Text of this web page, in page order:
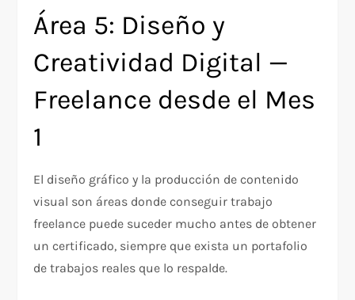
Área 5: Diseño y
Creatividad Digital —
Freelance desde el Mes
1
El diseño gráfico y la producción de contenido
visual son áreas donde conseguir trabajo
freelance puede suceder mucho antes de obtener
un certificado, siempre que exista un portafolio
de trabajos reales que lo respalde.